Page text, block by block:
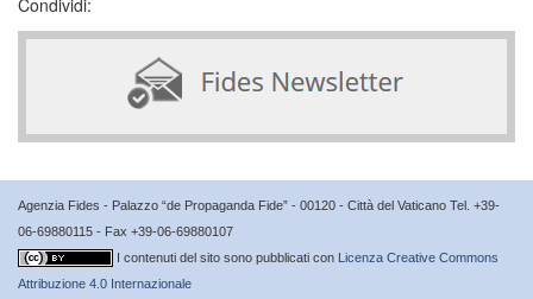
Agenzia Fides - Palazzo “de Propaganda Fide” - 00120 - Città del Vaticano Tel. +39-
06-69880115 - Fax +39-06-69880107
I contenuti del sito sono pubblicati con Licenza Creative Commons
Attribuzione 4.0 Internazionale